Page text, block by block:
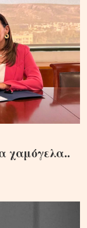
χαμόγελα..